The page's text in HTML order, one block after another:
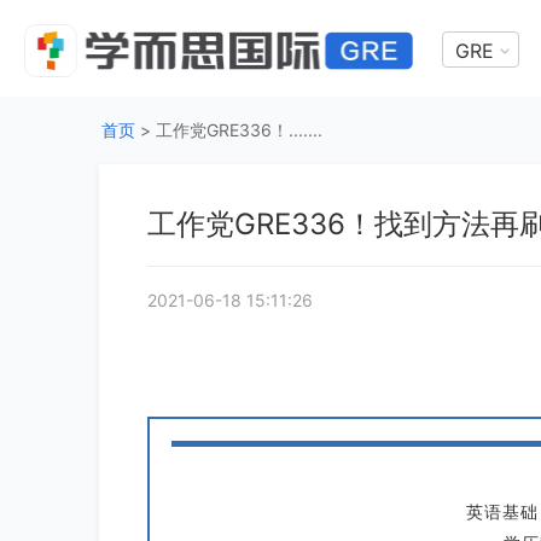
GRE
首页 > 工作党GRE336！.......
工作党GRE336！找到方法再
2021-06-18 15:11:26
英语基础